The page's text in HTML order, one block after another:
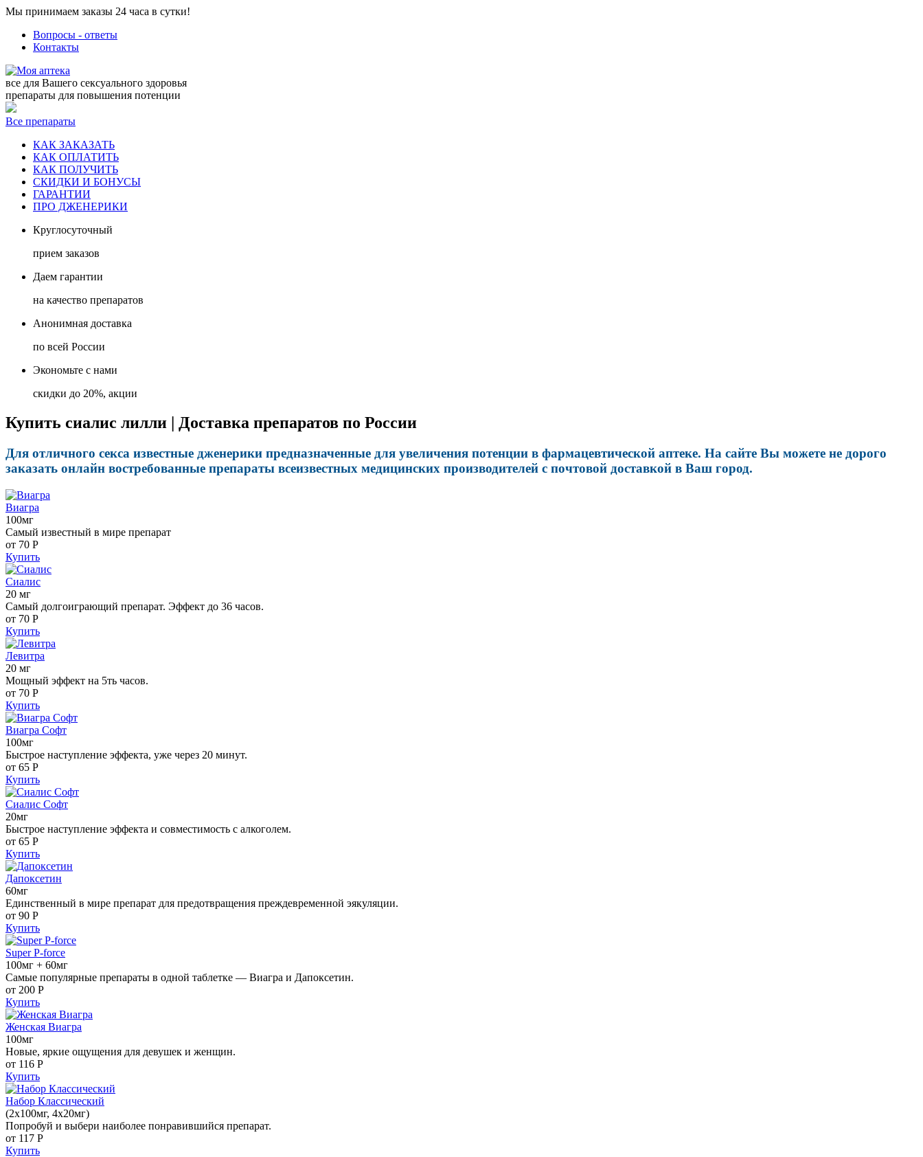
Мы принимаем заказы 24 часа в сутки!
Вопросы - ответы
Контакты
все для Вашего сексуального здоровья
препараты для повышения потенции
Все препараты
КАК ЗАКАЗАТЬ
КАК ОПЛАТИТЬ
КАК ПОЛУЧИТЬ
СКИДКИ И БОНУСЫ
ГАРАНТИИ
ПРО ДЖЕНЕРИКИ
Круглосуточный
прием заказов
Даем гарантии
на качество препаратов
Анонимная доставка
по всей России
Экономьте с нами
скидки до 20%, акции
Купить сиалис лилли | Доставка препаратов по России
Для отличного секса известные дженерики предназначенные для увеличения потенции в фармацевтической аптеке. На сайте Вы можете не дорого
заказать онлайн востребованные препараты всеизвестных медицинских производителей с почтовой доставкой в Ваш город.
Виагра
100мг
Самый известный в мире препарат
от 70 Р
Купить
Сиалис
20 мг
Самый долгоиграющий препарат. Эффект до 36 часов.
от 70 Р
Купить
Левитра
20 мг
Мощный эффект на 5ть часов.
от 70 Р
Купить
Виагра Софт
100мг
Быстрое наступление эффекта, уже через 20 минут.
от 65 Р
Купить
Сиалис Софт
20мг
Быстрое наступление эффекта и совместимость с алкоголем.
от 65 Р
Купить
Дапоксетин
60мг
Единственный в мире препарат для предотвращения преждевременной эякуляции.
от 90 Р
Купить
Super P-force
100мг + 60мг
Самые популярные препараты в одной таблетке — Виагра и Дапоксетин.
от 200 Р
Купить
Женская Виагра
100мг
Новые, яркие ощущения для девушек и женщин.
от 116 Р
Купить
Набор Классический
(2x100мг, 4x20мг)
Попробуй и выбери наиболее понравившийся препарат.
от 117 Р
Купить